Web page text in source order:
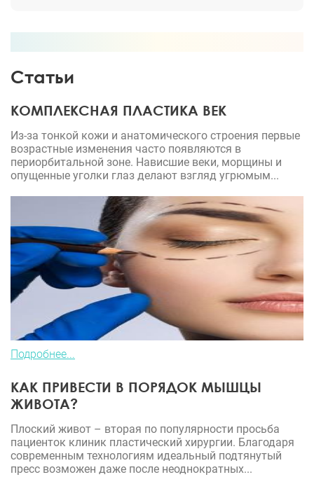
Статьи
КОМПЛЕКСНАЯ ПЛАСТИКА ВЕК
Из-за тонкой кожи и анатомического строения первые
возрастные изменения часто появляются в
периорбитальной зоне. Нависшие веки, морщины и
опущенные уголки глаз делают взгляд угрюмым...
Подробнее...
КАК ПРИВЕСТИ В ПОРЯДОК МЫШЦЫ
ЖИВОТА?
Плоский живот – вторая по популярности просьба
пациенток клиник пластический хирургии. Благодаря
современным технологиям идеальный подтянутый
пресс возможен даже после неоднократных...